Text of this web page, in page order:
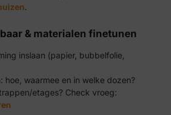
.
& materialen finetunen
inslaan (papier, bubbelfolie,
hoe, waarmee en in welke dozen?
etages? Check vroeg: